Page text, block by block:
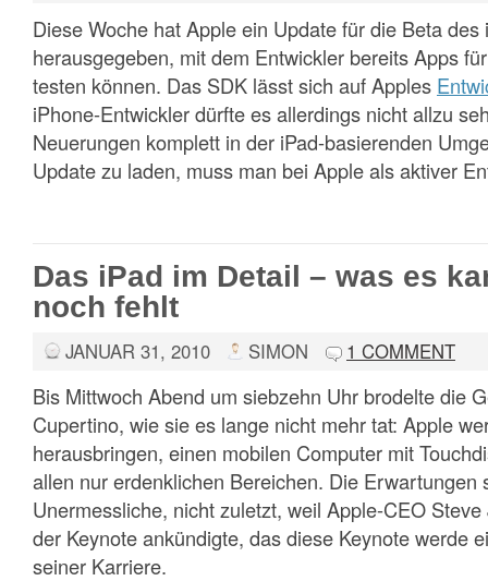
Diese Woche hat Apple ein Update für die Beta
herausgegeben, mit dem Entwickler bereits Apps
testen können. Das SDK lässt sich auf Apples
iPhone-Entwickler dürfte es allerdings nicht allzu
Neuerungen komplett in der iPad-basierenden
Update zu laden, muss man bei Apple als aktiver
Das iPad im Detail – was es
noch fehlt
JANUAR 31, 2010 SIMON 1 COMMENT
Bis Mittwoch Abend um siebzehn Uhr brodelte die
Cupertino, wie sie es lange nicht mehr tat: Apple
herausbringen, einen mobilen Computer mit
allen nur erdenklichen Bereichen. Die Erwartungen
Unermessliche, nicht zuletzt, weil Apple-CEO
der Keynote ankündigte, das diese Keynote werde
seiner Karriere.